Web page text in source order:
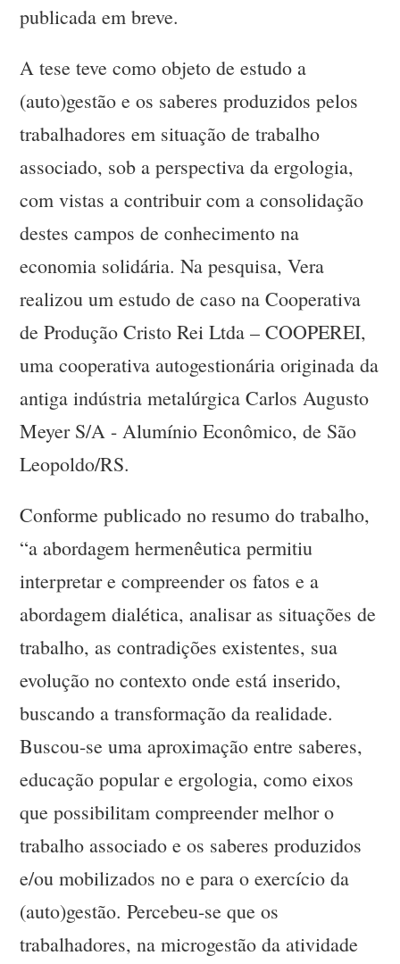
publicada em breve.
A tese teve como objeto de estudo a
(auto)gestão e os saberes produzidos pelos
trabalhadores em situação de trabalho
associado, sob a perspectiva da ergologia,
com vistas a contribuir com a consolidação
destes campos de conhecimento na
economia solidária. Na pesquisa, Vera
realizou um estudo de caso na Cooperativa
de Produção Cristo Rei Ltda – COOPEREI,
uma cooperativa autogestionária originada da
antiga indústria metalúrgica Carlos Augusto
Meyer S/A - Alumínio Econômico, de São
Leopoldo/RS.
Conforme publicado no resumo do trabalho,
“a abordagem hermenêutica permitiu
interpretar e compreender os fatos e a
abordagem dialética, analisar as situações de
trabalho, as contradições existentes, sua
evolução no contexto onde está inserido,
buscando a transformação da realidade.
Buscou-se uma aproximação entre saberes,
educação popular e ergologia, como eixos
que possibilitam compreender melhor o
trabalho associado e os saberes produzidos
e/ou mobilizados no e para o exercício da
(auto)gestão. Percebeu-se que os
trabalhadores, na microgestão da atividade